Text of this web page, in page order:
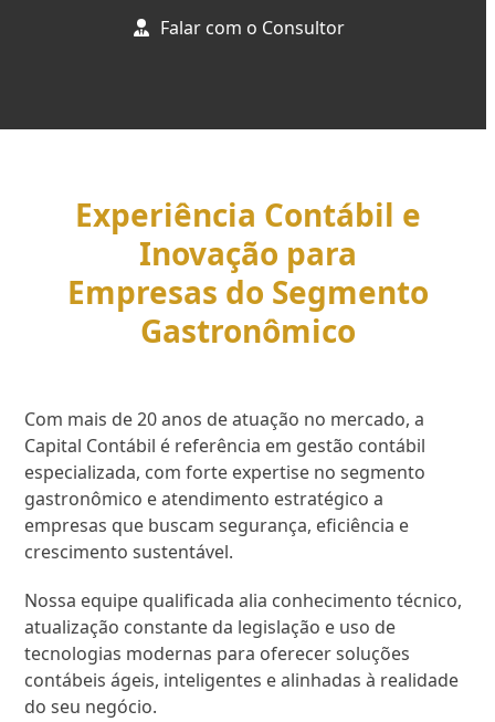
Falar com o Consultor
Experiência Contábil e
Inovação para
Empresas do Segmento
Gastronômico
Com mais de 20 anos de atuação no mercado, a
Capital Contábil é referência em gestão contábil
especializada, com forte expertise no segmento
gastronômico e atendimento estratégico a
empresas que buscam segurança, eficiência e
crescimento sustentável.
Nossa equipe qualificada alia conhecimento técnico,
atualização constante da legislação e uso de
tecnologias modernas para oferecer soluções
contábeis ágeis, inteligentes e alinhadas à realidade
do seu negócio.